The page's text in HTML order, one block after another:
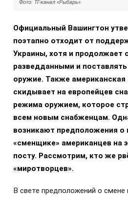
Фото: ТГ-канал «Рыбарь»
Официальный Вашингтон
поэтапно отходит от
Украины, хотя и продолжает
разведданными и
оружие. Также американская
скидывает на европейцев
режима оружием, которое
всем новым снабженцам.
возникают предположения
«сменщике» американцев на
посту. Рассмотрим, кто же
«миротворцев».
В свете предположений о смене